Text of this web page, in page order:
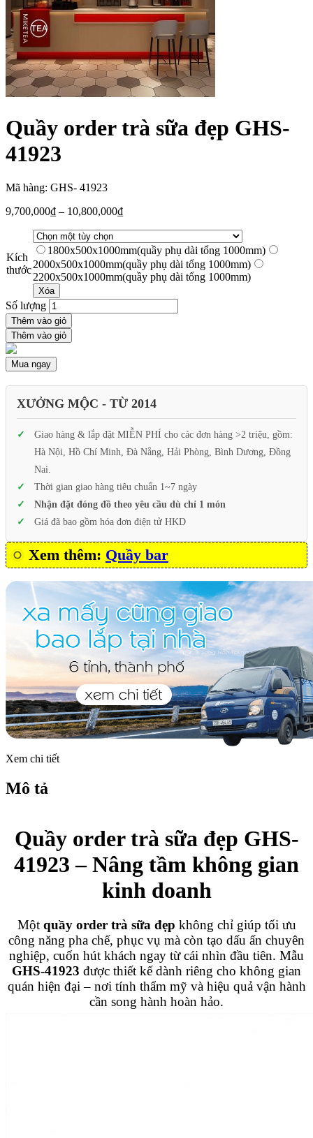
Quầy order trà sữa đẹp GHS-
41923
Mã hàng: GHS- 41923
9,700,000₫ – 10,800,000₫
Kích
thước
1800x500x1000mm(quầy phụ dài tổng 1000mm)
2000x500x1000mm(quầy phụ dài tổng 1000mm)
2200x500x1000mm(quầy phụ dài tổng 1000mm)
Xóa
Số lượng
Thêm vào giỏ
Thêm vào giỏ
Mua ngay
XƯỞNG MỘC - TỪ 2014
Giao hàng & lắp đặt MIỄN PHÍ cho các đơn hàng >2 triệu, gồm:
Hà Nội, Hồ Chí Minh, Đà Nẵng, Hải Phòng, Bình Dương, Đồng
Nai.
Thời gian giao hàng tiêu chuẩn 1~7 ngày
Nhận đặt đóng đồ theo yêu cầu dù chỉ 1 món
Giá đã bao gồm hóa đơn điện tử HKD
Xem thêm: Quầy bar
Xem chi tiết
Mô tả
Quầy order trà sữa đẹp GHS-
41923 – Nâng tầm không gian
kinh doanh
Một quầy order trà sữa đẹp không chỉ giúp tối ưu
công năng pha chế, phục vụ mà còn tạo dấu ấn chuyên
nghiệp, cuốn hút khách ngay từ cái nhìn đầu tiên. Mẫu
GHS-41923 được thiết kế dành riêng cho không gian
quán hiện đại – nơi tính thẩm mỹ và hiệu quả vận hành
cần song hành hoàn hảo.